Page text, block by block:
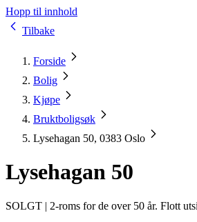
Hopp til innhold
Tilbake
Forside
Bolig
Kjøpe
Bruktboligsøk
Lysehagan 50, 0383 Oslo
Lysehagan 50
SOLGT | 2-roms for de over 50 år. Flott